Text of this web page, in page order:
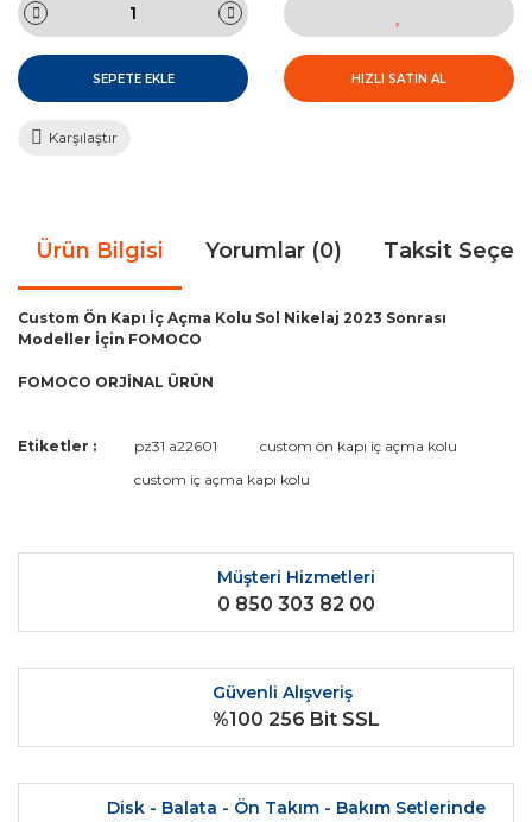
SEPETE EKLE HIZLI SATIN AL
Karşılaştır
Ürün Bilgisi Yorumlar (0) Taksit
Custom Ön Kapı İç Açma Kolu Sol Nikelaj 2023 Sonrası
Modeller İçin FOMOCO
FOMOCO ORJİNAL ÜRÜN
Bu ürüne ilk yorumu siz yapın!
Yorum Yaz
Bu ürünün fiyat bilgisi, resim, ürün açıklamalarında ve diğer
kullanarak tarafımıza iletebilirsiniz.
Ürün resmi kalitesiz, bozuk veya görüntülenemiyor.
Ürün açıklamasında eksik bilgiler bulunuyor.
Ürün bilgilerinde hatalar bulunuyor.
Ürün fiyatı diğer sitelerden daha pahalı.
Bu ürüne benzer farklı alternatifler olmalı.
Etiketler : pz31 a22601
custom ön kapı iç açma kolu
custom iç açma kapı kolu
Müşteri Hizmetleri
0 850 303 82 00
Güvenli Alışveriş
%100 256 Bit SSL
Disk - Balata - Ön Takım - Bakım Setlerinde